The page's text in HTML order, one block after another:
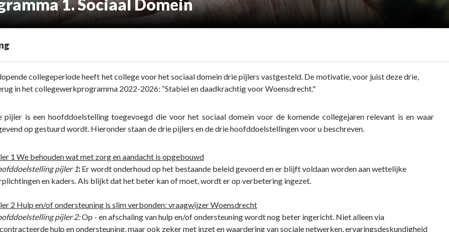
1. Sociaal Domein
collegeperiode heeft het college voor het sociaal domein drie pijlers vastgesteld. De motivatie, voor juist deze drie,
in het collegewerkprogramma 2022-2026: “Stabiel en daadkrachtig voor Woensdrecht."
pijler is een hoofddoelstelling toegevoegd die voor het sociaal domein voor de komende collegejaren relevant is en waar
op gestuurd wordt. Hieronder staan de drie pijlers en de drie hoofddoelstellingen voor u beschreven.
1 We behouden wat met zorg en aandacht is opgebouwd
pijler 1: Er wordt onderhoud op het bestaande beleid gevoerd en er blijft voldaan worden aan wettelijke
en kaders. Als blijkt dat het beter kan of moet, wordt er op verbetering ingezet.
2 Hulp en/of ondersteuning is slim verbonden: vraagwijzer Woensdrecht
pijler 2:Op - en afschaling van hulp en/of ondersteuning wordt nog beter ingericht. Niet alleen via
hulp en ondersteuning, maar ook zeker met inzet en waardering van sociale netwerken, ervaringsdeskundigheid